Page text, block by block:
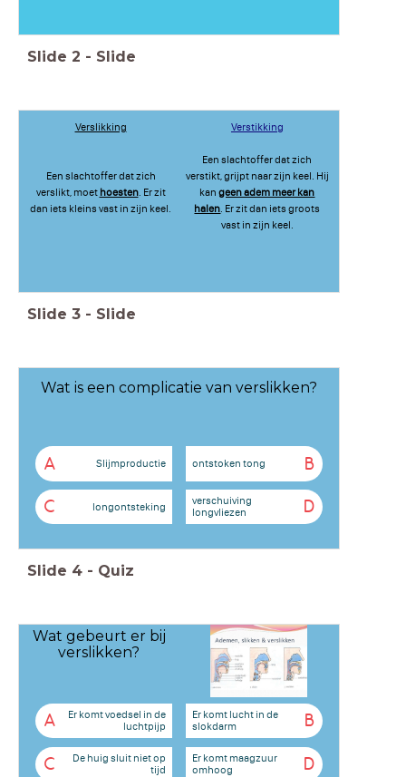
Slide 2 - Slide
Verslikking
Een slachtoffer dat zich
verslikt, moet hoesten. Er zit
dan iets kleins vast in zijn keel.
Verstikking
Een slachtoffer dat zich
verstikt, grijpt naar zijn keel. Hij
kangeen adem meer kan
halen. Er zit dan iets groots
vast in zijn keel.
Slide 3 - Slide
Wat is een complicatie van verslikken?
A Slijmproductie B
ontstoken tong
C longontsteking D
verschuiving
longvliezen
Slide 4 - Quiz
Wat gebeurt er bij
verslikken?
A
Er komt voedsel in de
luchtpijp
B
Er komt lucht in de
slokdarm
C
De huig sluit niet op
tijd
D
Er komt maagzuur
omhoog